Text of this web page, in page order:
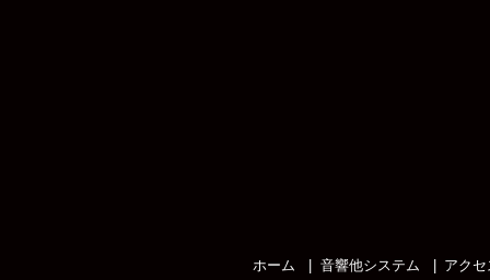
ホーム 音響他システム
アクセ